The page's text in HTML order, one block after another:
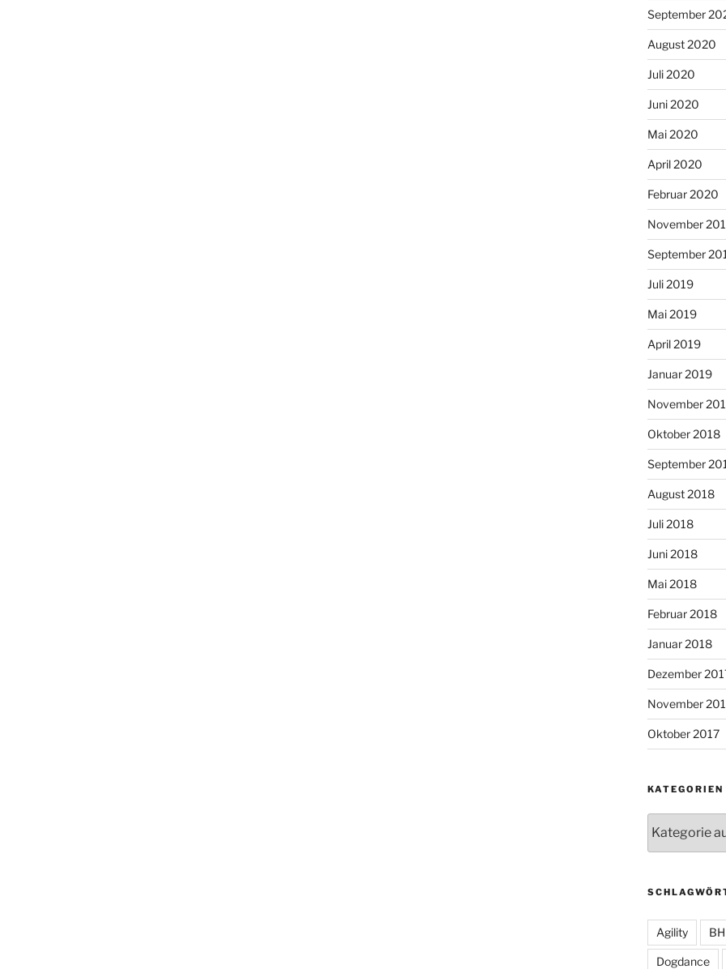
September
August 2020
Juli 2020
Juni 2020
Mai 2020
April 2020
Februar 2020
November
September
Juli 2019
Mai 2019
April 2019
Januar 2019
November
Oktober 2018
September
August 2018
Juli 2018
Juni 2018
Mai 2018
Februar 2018
Januar 2018
Dezember
November
Oktober 2017
KATEGORIEN
Agility BH
Dogdance